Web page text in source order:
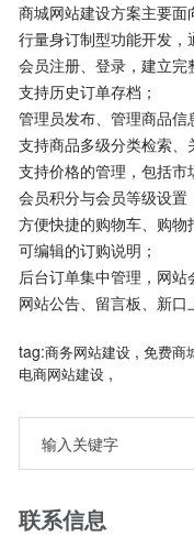
商城网站建设方案主要
行量身订制型功能开发，
会员注册、登录，建立完
支持历史订单存档；
管理员发布、管理商品信
支持商品多级分类检索、
支持价格的管理，包括市
会员积分与会员等级设置
方便快捷的购物车、购物
可编辑的订购说明；
后台订单集中管理，网站
网站公告、留言板、新口
tag:商务网站建设 ,免费商
电商网站建设 ,
联系信息